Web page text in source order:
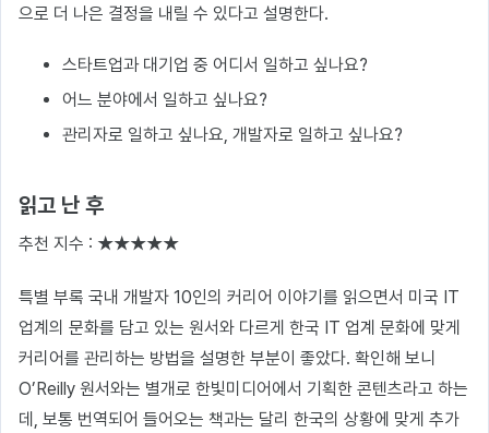
으로 더 나은 결정을 내릴 수 있다고 설명한다.
스타트업과 대기업 중 어디서 일하고 싶나요?
어느 분야에서 일하고 싶나요?
관리자로 일하고 싶나요, 개발자로 일하고 싶나요?
읽고 난 후
추천 지수 : ★★★★★
특별 부록 국내 개발자 10인의 커리어 이야기를 읽으면서 미국 IT
업계의 문화를 담고 있는 원서와 다르게 한국 IT 업계 문화에 맞게
커리어를 관리하는 방법을 설명한 부분이 좋았다. 확인해 보니
O’Reilly 원서와는 별개로 한빛미디어에서 기획한 콘텐츠라고 하는
데, 보통 번역되어 들어오는 책과는 달리 한국의 상황에 맞게 추가